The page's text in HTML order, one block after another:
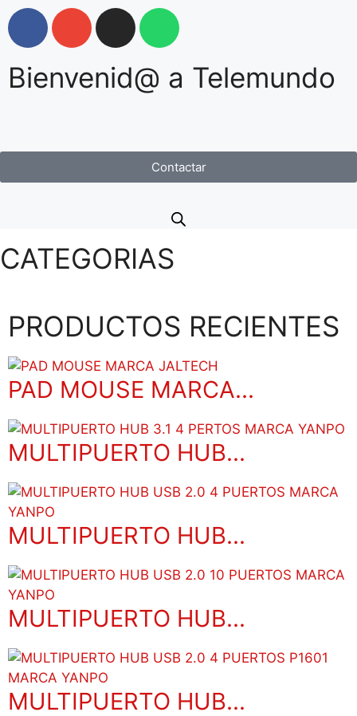
Bienvenid@ a Telemundo
Contactar
CATEGORIAS
PRODUCTOS RECIENTES
PAD MOUSE MARCA...
MULTIPUERTO HUB...
MULTIPUERTO HUB...
MULTIPUERTO HUB...
MULTIPUERTO HUB...